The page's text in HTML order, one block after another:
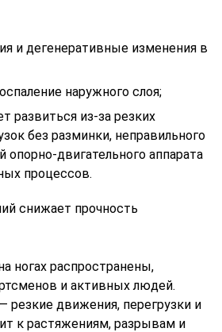
и дегенеративные изменения в
наружного слоя;
развиться из-за резких
без разминки, неправильного
опорно-двигательного аппарата
процессов.
снижает прочность
ногах распространены,
и активных людей.
движения, перегрузки и
к растяжениям, разрывам и